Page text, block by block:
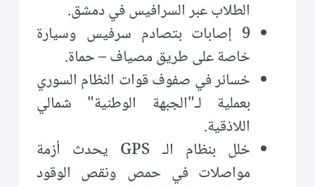
الطلاب عبر السرافيس في دمشق.
9 إصابات بتصادم سرفيس وسيارة
خاصة على طريق مصياف – حماة.
خسائر في صفوف قوات النظام السوري
بعملية لـ"الجبهة الوطنية" شمالي
اللاذقية.
خلل بنظام الـ GPS يحدث أزمة
مواصلات في حمص ونقص الوقود